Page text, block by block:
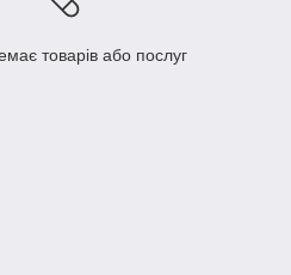
товарів або послуг